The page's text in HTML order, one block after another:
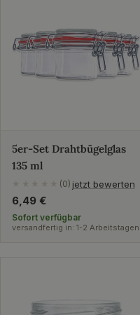
5er-Set Drahtbügelglas
135 ml
(0) jetzt bewerten
Regulärer
Preis
6,49 €
Sofort verfügbar
versandfertig in: 1-2 Arbeitstagen